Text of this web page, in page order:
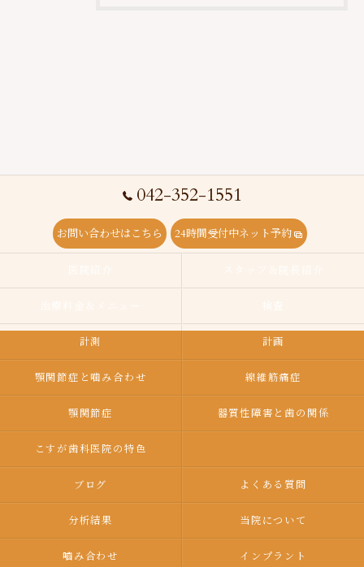
042-352-1551
お問い合わせはこちら 24時間受付中ネット予約
計測 計画
顎関節症と噛み合わせ 線維筋痛症
顎関節症 器質性障害と歯の関係
こすが歯科医院の特色
ブログ よくある質問
分析結果 当院について
嚙み合わせ インプラント